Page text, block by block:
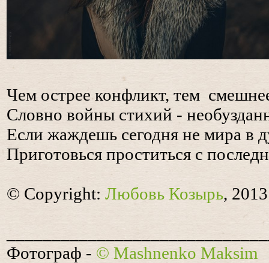
Чем острее конфликт, тем
Словно войны стихий -
Если жаждешь сегодня не мира в
Приготовься проститься с
© Copyright: Любовь Козырь, 2013
Фотограф - © Mashnenko Maksim